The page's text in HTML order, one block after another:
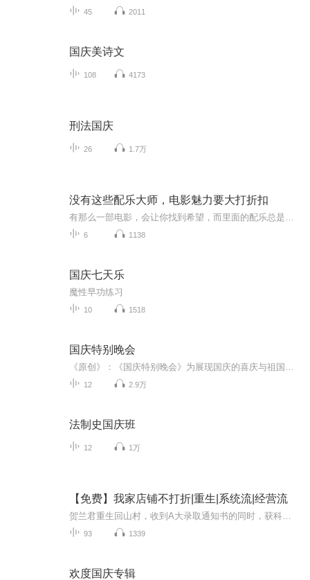
45 2011
国庆美诗文
108 4173
刑法国庆
26 1.7万
没有这些配乐大师，电影魅力要大打折扣
6 1138
国庆七天乐
魔性早功练习
10 1518
国庆特别晚会
12 2.9万
法制史国庆班
12 1万
【免费】我家店铺不打折|重生|系统流|经营流
93 1339
欢度国庆专辑